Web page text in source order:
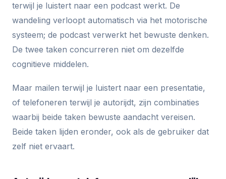
terwijl je luistert naar een podcast werkt. De
wandeling verloopt automatisch via het motorische
systeem; de podcast verwerkt het bewuste denken.
De twee taken concurreren niet om dezelfde
cognitieve middelen.
Maar mailen terwijl je luistert naar een presentatie,
of telefoneren terwijl je autorijdt, zijn combinaties
waarbij beide taken bewuste aandacht vereisen.
Beide taken lijden eronder, ook als de gebruiker dat
zelf niet ervaart.